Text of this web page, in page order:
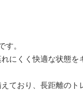
。
にくく快適な状態を
ており、長距離のト